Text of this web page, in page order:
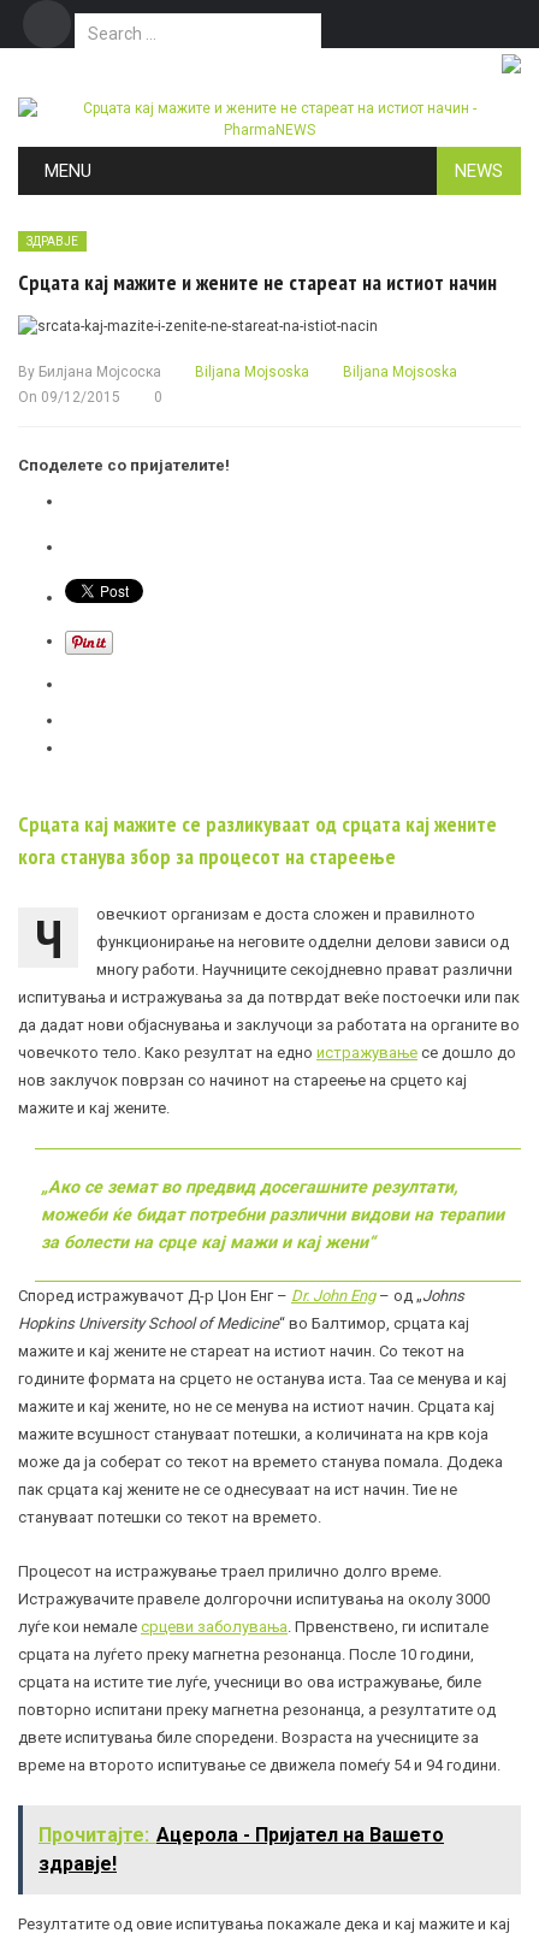
Search for:
MENU NEWS
ЗДРАВЈЕ
Срцата кај мажите и жените не стареат на истиот начин
By Билјана Мојсоска Biljana Mojsoska
Biljana Mojsoska
On 09/12/2015 0
Споделете со пријателите!
Срцата кај мажите се разликуваат од срцата кај жените
кога станува збор за процесот на стареење
Ч
овечкиот организам е доста сложен и правилното
функционирање на неговите одделни делови зависи од
многу работи. Научниците секојдневно прават различни
испитувања и истражувања за да потврдат веќе постоечки или пак
да дадат нови објаснувања и заклучоци за работата на органите во
човечкото тело. Како резултат на едно истражување се дошло до
нов заклучок поврзан со начинот на стареење на срцето кај
мажите и кај жените.
„Ако се земат во предвид досегашните резултати,
можеби ќе бидат потребни различни видови на терапии
за болести на срце кај мажи и кај жени“
Според истражувачот Д-р Џон Енг – Dr. John Eng– од „Johns
Hopkins University School of Medicine“ во Балтимор, срцата кај
мажите и кај жените не стареат на истиот начин. Со текот на
годините формата на срцето не останува иста. Таа се менува и кај
мажите и кај жените, но не се менува на истиот начин. Срцата кај
мажите всушност стануваат потешки, а количината на крв која
може да ја соберат со текот на времето станува помала. Додека
пак срцата кај жените не се однесуваат на ист начин. Тие не
стануваат потешки со текот на времето.
Процесот на истражување траел прилично долго време.
Истражувачите правеле долгорочни испитувања на околу 3000
луѓе кои немале срцеви заболувања . Првенствено, ги испитале
срцата на луѓето преку магнетна резонанца. После 10 години,
срцата на истите тие луѓе, учесници во ова истражување, биле
повторно испитани преку магнетна резонанца, а резултатите од
двете испитувања биле споредени. Возраста на учесниците за
време на второто испитување се движела помеѓу 54 и 94 години.
Прочитајте: Ацерола - Пријател на Вашето
здравје!
Резултатите од овие испитувања покажале дека и кај мажите и кај